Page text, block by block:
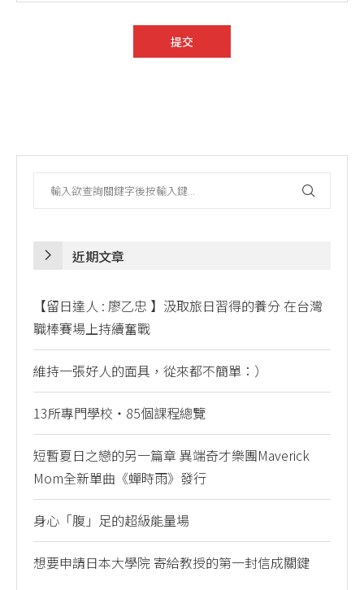
近期文章
【留日達人 : 廖乙忠 】汲取旅日習得的養分 在台灣
職棒賽場上持續奮戰
維持一張好人的面具，從來都不簡單：）
13所專門學校・85個課程總覽
短暫夏日之戀的另一篇章 異端奇才樂團Maverick
Mom全新單曲《蟬時雨》發行
身心「腹」足的超級能量場
想要申請日本大學院 寄給教授的第一封信成關鍵